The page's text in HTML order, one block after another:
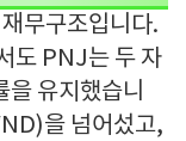
무구조입니다.
도 PNJ는 두 자
을 유지했습니
을 넘어섰고,